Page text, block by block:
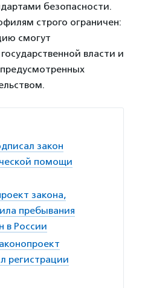
безопасности.
строго ограничен:
смогут
власти и
закон
помощи
закона,
пребывания
в России
регистрации